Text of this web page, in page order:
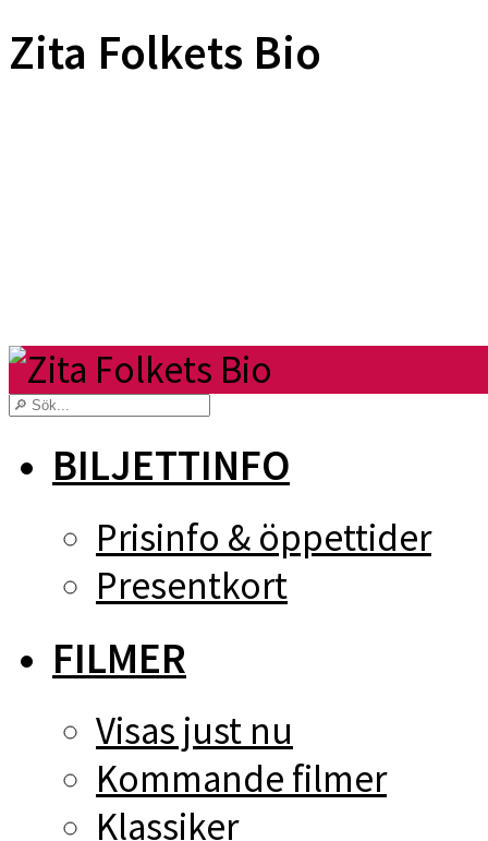
Zita Folkets Bio
BILJETTINFO
Prisinfo & öppettider
Presentkort
FILMER
Visas just nu
Kommande filmer
Klassiker